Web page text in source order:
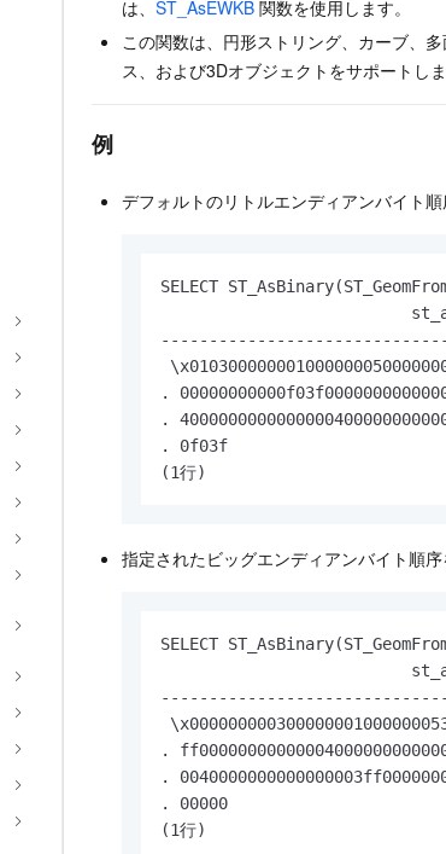
は、 ST_AsEWKB 関数を使用します。
この関数は、円形ストリング、カーブ、
ス、および3Dオブジェクトをサポートしま
例
デフォルトのリトルエンディアンバイト
SELECT
.
.
. 0f03f
(1行)
指定されたビッグエンディアンバイト順
SELECT
.
.
. 00000
(1行)